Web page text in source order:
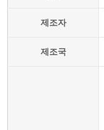
제조자
제조국